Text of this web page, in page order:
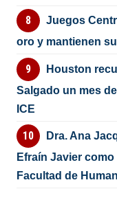
Juegos
oro y mantienen
Houston
Salgado un mes
ICE
Dra. Ana
Efraín Javier
Facultad de